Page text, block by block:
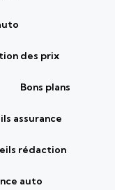
des prix
Bons plans
assurance
rédaction
auto